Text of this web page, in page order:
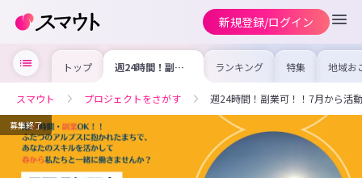
新規登録/ログイン
トップ 週24時間！副業
可！！7月から活
を募集します！
ランキング 特集 地域お
の求
を集め
事内容
を比較
合った
スマウト プロジェクトをさがす 週24時間！副業可！！7月から活
募集終了